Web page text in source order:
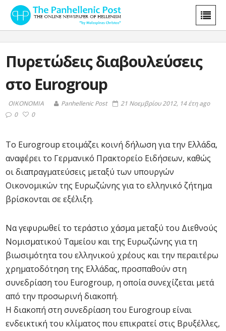
Πυρετώδεις διαβουλεύσεις
στο Eurogroup
ΟΙΚΟΝΟΜΙΑ Panhellenic Post
21 Νοεμβρίου 2012, 14 έτη ago
0
0
Το Eurogroup ετοιμάζει κοινή δήλωση για την Ελλάδα,
αναφέρει το Γερμανικό Πρακτορείο Ειδήσεων, καθώς
οι διαπραγματεύσεις μεταξύ των υπουργών
Οικονομικών της Ευρωζώνης για το ελληνικό ζήτημα
βρίσκονται σε εξέλιξη.
Nα γεφυρωθεί το τεράστιο χάσμα μεταξύ του Διεθνούς
Νομισματικού Ταμείου και της Ευρωζώνης για τη
βιωσιμότητα του ελληνικού χρέους και την περαιτέρω
χρηματοδότηση της Ελλάδας, προσπαθούν στη
συνεδρίαση του Eurogroup, η οποία συνεχίζεται μετά
από την προσωρινή διακοπή.
Η διακοπή στη συνεδρίαση του Eurogroup είναι
ενδεικτική του κλίματος που επικρατεί στις Βρυξέλλες,